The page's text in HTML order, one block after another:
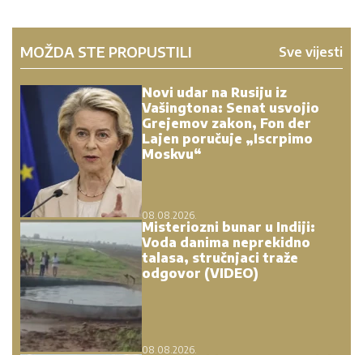
MOŽDA STE PROPUSTILI Sve vijesti
Novi udar na Rusiju iz
Vašingtona: Senat usvojio
Grejemov zakon, Fon der
Lajen poručuje „Iscrpimo
Moskvu“
08.08.2026.
Misteriozni bunar u Indiji:
Voda danima neprekidno
talasa, stručnjaci traže
odgovor (VIDEO)
08.08.2026.